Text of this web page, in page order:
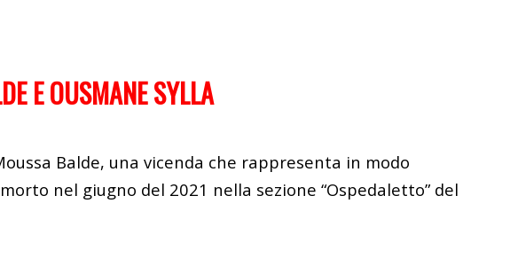
E OUSMANE SYLLA
Balde, una vicenda che rappresenta in modo
nel giugno del 2021 nella sezione “Ospedaletto” del